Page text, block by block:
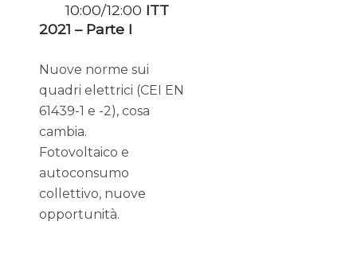
10:00/12:00 ITT
2021 – Parte I
Nuove norme sui
quadri elettrici (CEI EN
61439-1 e -2), cosa
cambia.
Fotovoltaico e
autoconsumo
collettivo, nuove
opportunità.